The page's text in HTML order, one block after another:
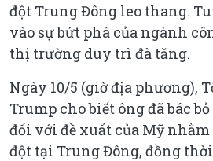
đột Trung Đông leo thang.
vào sự bứt phá của ngành
thị trường duy trì đà tăng.
Ngày 10/5 (giờ địa phương),
Trump cho biết ông đã bác
đối với đề xuất của Mỹ
đột tại Trung Đông, đồng